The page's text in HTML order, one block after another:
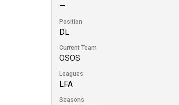
—
Position
DL
Current Team
OSOS
Leagues
LFA
Seasons